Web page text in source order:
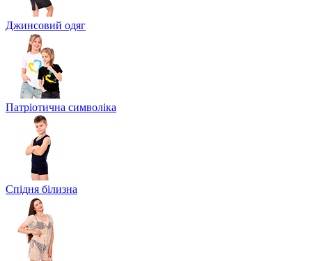
Джинсовий одяг
Патріотична символіка
Спідня білизна